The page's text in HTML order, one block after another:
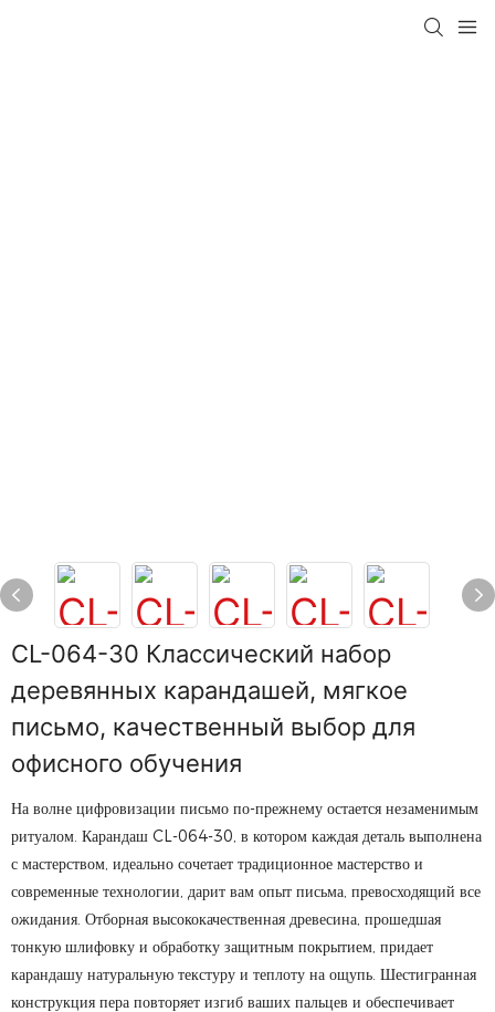
CL-064-30 Классический набор
деревянных карандашей, мягкое
письмо, качественный выбор для
офисного обучения
На волне цифровизации письмо по-прежнему остается незаменимым
ритуалом. Карандаш CL-064-30, в котором каждая деталь выполнена
с мастерством, идеально сочетает традиционное мастерство и
современные технологии, дарит вам опыт письма, превосходящий все
ожидания. Отборная высококачественная древесина, прошедшая
тонкую шлифовку и обработку защитным покрытием, придает
карандашу натуральную текстуру и теплоту на ощупь. Шестигранная
конструкция пера повторяет изгиб ваших пальцев и обеспечивает